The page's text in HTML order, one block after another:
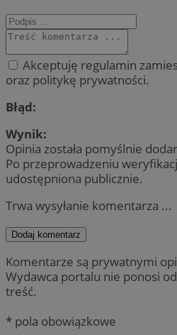
Akceptuję regulamin
oraz politykę prywatności.
Błąd:
Wynik:
Opinia została pomyślnie
Po przeprowadzeniu
udostępniona publicznie.
Trwa wysyłanie komentarza ...
Dodaj komentarz
Komentarze są prywatnymi
Wydawca portalu nie ponosi
treść.
* pola obowiązkowe